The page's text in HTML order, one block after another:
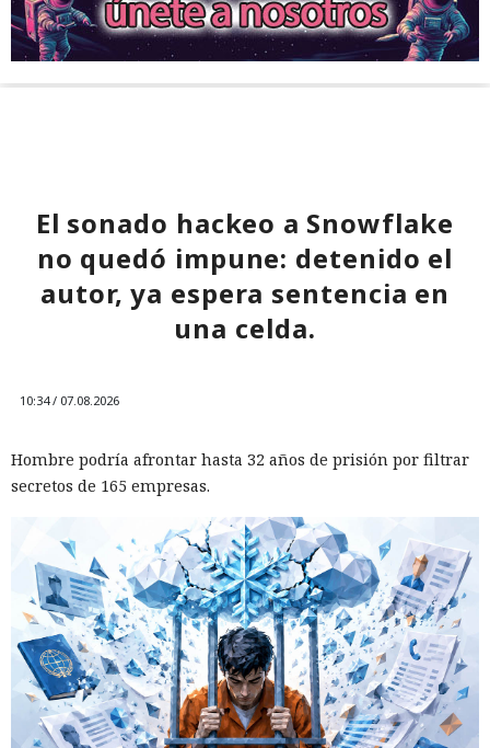
El sonado hackeo a Snowflake
no quedó impune: detenido el
autor, ya espera sentencia en
una celda.
10:34 / 07.08.2026
Hombre podría afrontar hasta 32 años de prisión por filtrar
secretos de 165 empresas.